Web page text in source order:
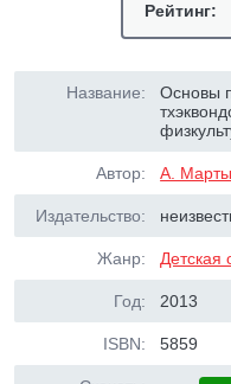
Рейтинг:
Название:
Основы
Автор: А.
Издательство:
Жанр: Детская
Год: 2013
ISBN: 5859